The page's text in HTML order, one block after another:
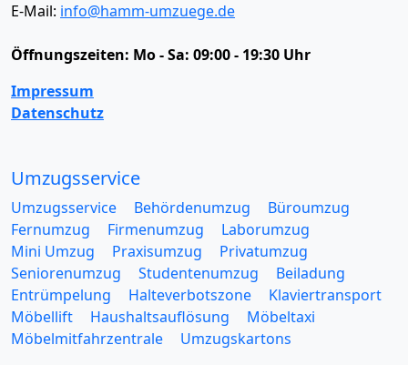
E-Mail: info@hamm-umzuege.de
Öffnungszeiten: Mo - Sa: 09:00 - 19:30 Uhr
Impressum
Datenschutz
Umzugsservice
Umzugsservice Behördenumzug
Büroumzug
Fernumzug
Firmenumzug
Laborumzug
Mini Umzug
Praxisumzug
Privatumzug
Seniorenumzug
Studentenumzug
Beiladung
Entrümpelung
Halteverbotszone
Klaviertransport
Möbellift
Haushaltsauflösung
Möbeltaxi
Möbelmitfahrzentrale
Umzugskartons